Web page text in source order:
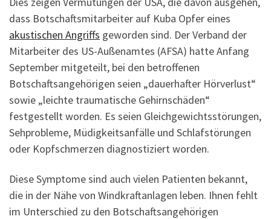
dass Botschaftsmitarbeiter auf Kuba Opfer eines
akustischen Angriffs geworden sind. Der Verband der
Mitarbeiter des US-Außenamtes (AFSA) hatte Anfang
September mitgeteilt, bei den betroffenen
Botschaftsangehörigen seien „dauerhafter Hörverlust“
sowie „leichte traumatische Gehirnschäden“
festgestellt worden. Es seien Gleichgewichtsstörungen,
Sehprobleme, Müdigkeitsanfälle und Schlafstörungen
oder Kopfschmerzen diagnostiziert worden.
Diese Symptome sind auch vielen Patienten bekannt,
die in der Nähe von Windkraftanlagen leben. Ihnen fehlt
im Unterschied zu den Botschaftsangehörigen